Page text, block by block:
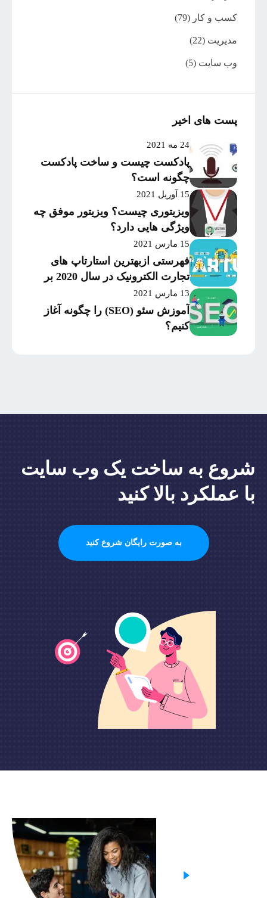
کسب و کار (79)
مدیریت (22)
وب سایت (5)
پست های اخیر
24 مه 2021
پادکست چیست و ساخت پادکست
چگونه است؟
15 آوریل 2021
ویزیتوری چیست؟ ویزیتور موفق چه
ویژگی هایی دارد؟
15 مارس 2021
فهرستی ازبهترین استارتاپ های
تجارت الکترونیک در سال 2020 بر
اساس میزان موفقیت و
سرمایه‌گذاری
13 مارس 2021
آموزش سئو (SEO) را چگونه آغاز
کنیم؟
شروع به ساخت یک وب سایت
با عملکرد بالا کنید
به صورت رایگان شروع کنید